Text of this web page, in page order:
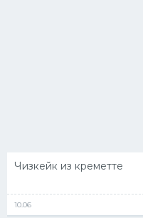
Чизкейк из креметте
10.06